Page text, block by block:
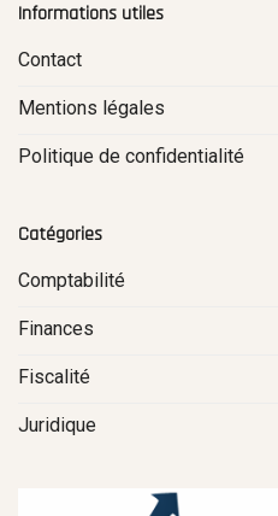
Informations utiles
Contact
Mentions légales
Politique de confidentialité
Catégories
Comptabilité
Finances
Fiscalité
Juridique